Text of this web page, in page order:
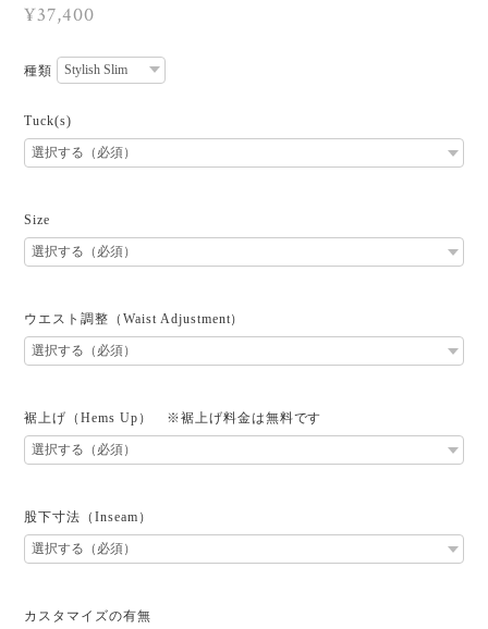
¥37,400
種類
Tuck(s)
Size
ウエスト調整（Waist Adjustment）
裾上げ（Hems Up） ※裾上げ料金は無料です
股下寸法（Inseam）
カスタマイズの有無